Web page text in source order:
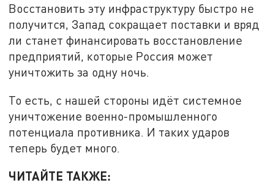
Восстановить эту инфраструктуру быстро не
получится, Запад сокращает поставки и вряд
ли станет финансировать восстановление
предприятий, которые Россия может
уничтожить за одну ночь.
То есть, с нашей стороны идёт системное
уничтожение военно-промышленного
потенциала противника. И таких ударов
теперь будет много.
ЧИТАЙТЕ ТАКЖЕ: